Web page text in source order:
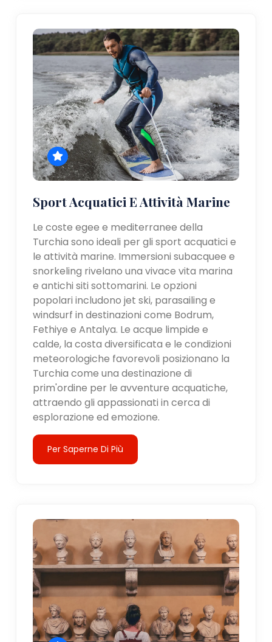
Sport Acquatici E Attività Marine
Le coste egee e mediterranee della
Turchia sono ideali per gli sport acquatici e
le attività marine. Immersioni subacquee e
snorkeling rivelano una vivace vita marina
e antichi siti sottomarini. Le opzioni
popolari includono jet ski, parasailing e
windsurf in destinazioni come Bodrum,
Fethiye e Antalya. Le acque limpide e
calde, la costa diversificata e le condizioni
meteorologiche favorevoli posizionano la
Turchia come una destinazione di
prim'ordine per le avventure acquatiche,
attraendo gli appassionati in cerca di
esplorazione ed emozione.
Per Saperne Di Più